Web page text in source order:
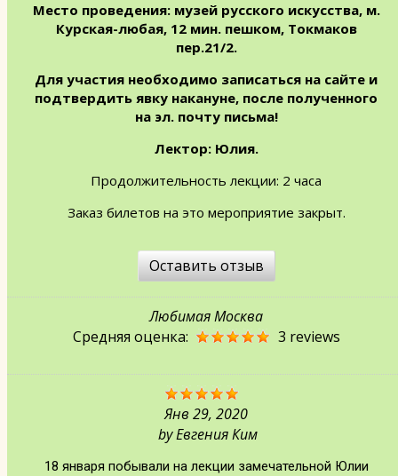
Место проведения: музей русского искусства, м.
Курская-любая, 12 мин. пешком, Токмаков
пер.21/2.
Для участия необходимо записаться на сайте и
подтвердить явку накануне, после полученного
на эл. почту письма!
Лектор: Юлия.
Продолжительность лекции: 2 часа
Заказ билетов на это мероприятие закрыт.
Оставить отзыв
Любимая Москва
Средняя оценка:
3 reviews
Янв 29, 2020
byЕвгения Ким
18 января побывали на лекции замечательной Юлии